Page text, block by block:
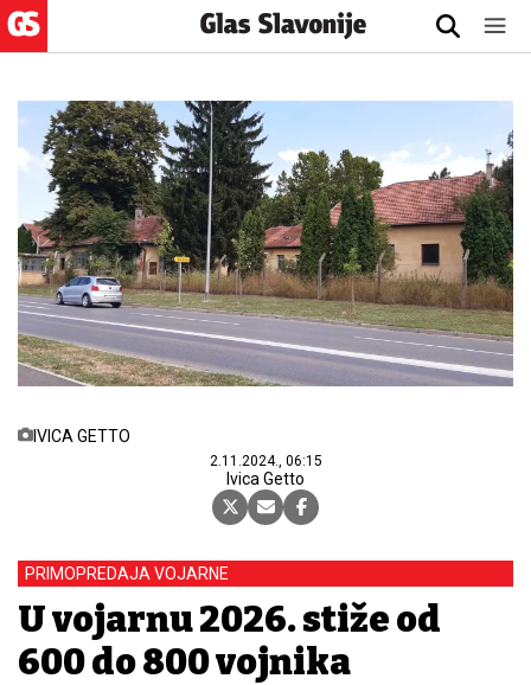
IVICA GETTO
2.11.2024., 06:15
Ivica Getto
PRIMOPREDAJA VOJARNE
U vojarnu 2026. stiže od
600 do 800 vojnika